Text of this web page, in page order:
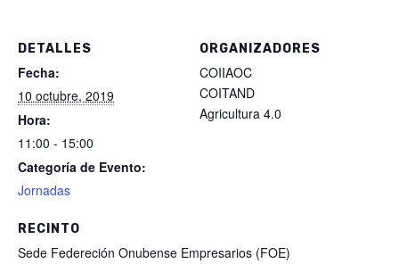
DETALLES
Fecha:
10 octubre, 2019
Hora:
11:00 - 15:00
Categoría de Evento:
Jornadas
RECINTO
Sede Federeción Onubense Empresarios (FOE)
ORGANIZADORES
COIIAOC
COITAND
Agricultura 4.0